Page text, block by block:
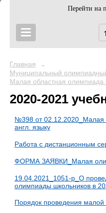
Перейти на
Главная →
Муниципальный
Малая областная олимпиада
2020-2021
№398 от 02.12.2020_Малая
англ. языку
Работа с дистанционным
ФОРМА ЗАЯВКИ_Малая
19.04.2021_1051-р_О
олимпиады школьников в
Порядок проведения